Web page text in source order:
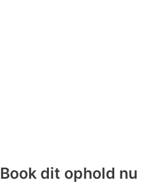
Book dit ophold nu